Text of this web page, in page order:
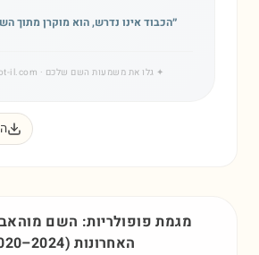
״הכבוד אינו נדרש, הוא מוקרן מתוך
✦ גלו את משמעות השם שלכם · www.shmot-il.com
מגמת פופולריות: השם מוהאב
האחרונות
–2024)